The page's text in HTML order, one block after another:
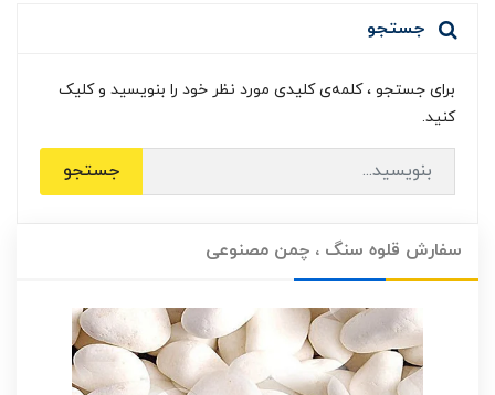
جستجو
برای جستجو ، کلمه‌ی کلیدی مورد نظر خود را بنویسید و کلیک
کنید.
جستجو
سفارش قلوه سنگ ، چمن مصنوعی